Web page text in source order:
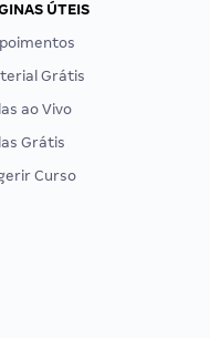
ÚTEIS
Grátis
ao Vivo
Grátis
Curso